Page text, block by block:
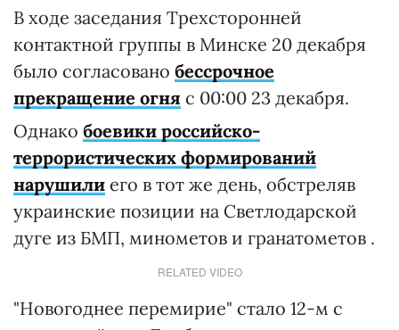
В ходе заседания Трехсторонней
контактной группы в Минске 20 декабря
было согласовано бессрочное
прекращение огня с 00:00 23 декабря.
Однако боевики российско-
террористических формирований
нарушили его в тот же день, обстреляв
украинские позиции на Светлодарской
дуге из БМП, минометов и гранатометов .
RELATED VIDEO
"Новогоднее перемирие" стало 12-м с